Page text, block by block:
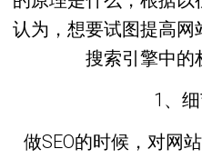
认为，想要试图提高
搜索引擎中的
1、
做SEO的时候，对网